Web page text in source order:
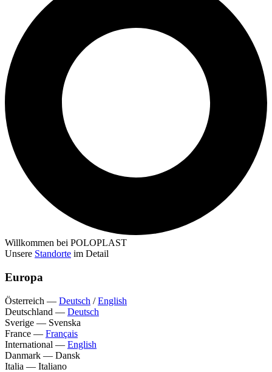
Willkommen bei POLOPLAST
Unsere Standorte im Detail
Europa
Österreich — Deutsch /English
Deutschland — Deutsch
Sverige — Svenska
France — Français
International — English
Danmark — Dansk
Italia — Italiano